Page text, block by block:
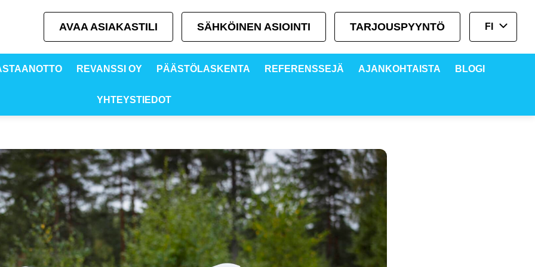
AVAA ASIAKASTILI SÄHKÖINEN ASIOINTI TARJOUSPYYNTÖ FI
REVANSSI OY PÄÄSTÖLASKENTA REFERENSSEJÄ AJANKOHTAISTA BLOGI
YHTEYSTIEDOT